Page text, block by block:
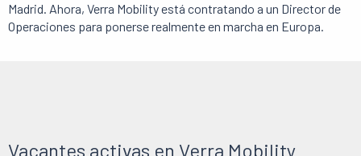
Madrid. Ahora, Verra Mobility está contratando a un Director de
Operaciones para ponerse realmente en marcha en Europa.
Vacantes activas en Verra Mobility